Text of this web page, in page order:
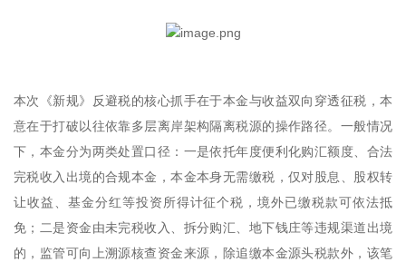
本次《新规》反避税的核心抓手在于本金与收益双向穿透征税，本
意在于打破以往依靠多层离岸架构隔离税源的操作路径。一般情况
下，本金分为两类处置口径：一是依托年度便利化购汇额度、合法
完税收入出境的合规本金，本金本身无需缴税，仅对股息、股权转
让收益、基金分红等投资所得计征个税，境外已缴税款可依法抵
免；二是资金由未完税收入、拆分购汇、地下钱庄等违规渠道出境
的，监管可向上溯源核查资金来源，除追缴本金源头税款外，该笔